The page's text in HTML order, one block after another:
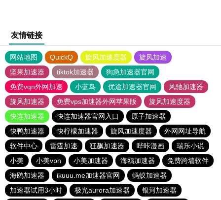
友情链接
网站地图 QuickQ 旋风加速度器
旋风加速
坚果加速器
tiktok加速器
狗急加速器官网
免费vqn外网加速
小蓝鸟 优途加速器官网
风驰加速器
旋风加速器
免费vps加速器外网苹果版
旋风加速度器
快连加速器
快连加速器官网入口
原子加速器
快鸭加速器
快柠檬加速器 旋风加速度器
外网网址导航
软件中心
雷霆加速 狂飙加速器 哔咔漫画
瑞乐小说
小美
小美vpn 小美加速器 海鸥加速器
免费跨墙软件
海鸥加速器
ikuuu.me加速器官网
蚂蚁加速器
加速器试用3小时
极光aurora加速器 银河加速器